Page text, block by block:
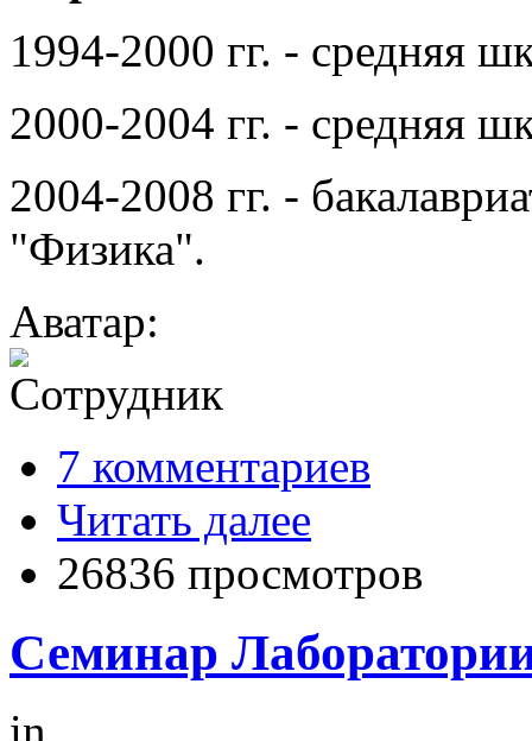
1994-2000 гг. - средняя
2000-2004 гг. - средняя
2004-2008 гг. -
"Физика".
Аватар:
7 комментариев
Читать далее
26836 просмотров
Семинар